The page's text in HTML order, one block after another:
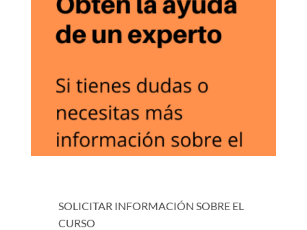
SOLICITAR INFORMACIÓN SOBRE EL
CURSO